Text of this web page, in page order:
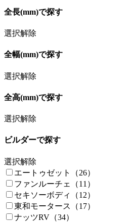
全長(mm)で探す
選択解除
全幅(mm)で探す
選択解除
全高(mm)で探す
選択解除
ビルダーで探す
選択解除
エートゥゼット（26）
ファンルーチェ（11）
セキソーボディ（12）
東和モータース（17）
ナッツRV（34）